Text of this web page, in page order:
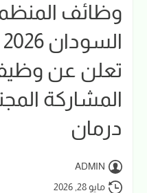
وظائف
تعلن عن
المشاركة
درمان
ADMIN
مايو 28, 2026